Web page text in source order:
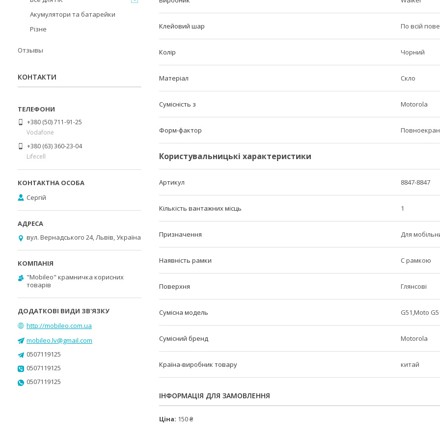
Клейовий шар По всій
Колір Чорний
Матеріал Скло
Сумісність з Motorola
Форм-фактор
Користувальницькі характеристики
Артикул 8847-8847
Кількість вантажних місць 1
Призначення Для
Наявність рамки C рамкою
Поверхня Глянсові
Сумісна модель G51,Moto
Сумісний бренд Motorola
Країна-виробник товару китай
ІНФОРМАЦІЯ ДЛЯ ЗАМОВЛЕННЯ
Ціна: 150 ₴
Акумулятори та батарейки
Різне
Отзывы
КОНТАКТИ
+380 (50) 711-91-25
Vodafone
+380 (63) 360-23-04
Lifecell
Сергій
вул. Вернадського 24, Львів, Україна
"Mobileo" крамничка корисних
товарів
http://mobileo.com.ua
mobileo.lv@gmail.com
0507119125
0507119125
0507119125